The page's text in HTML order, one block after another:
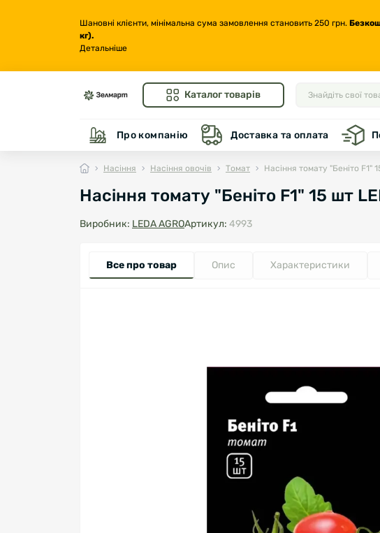
Шановні клієнти, мінімальна сума замовлення становить 250 грн.
кг).
Детальніше
Каталог товарів
Про компанію Доставка та оплата
Насіння Насіння овочів Томат Насіння томату "Беніто F1"
Насіння томату "Беніто F1" 15 шт
Виробник: LEDA AGROАртикул: 4993
Все про товар Опис Характеристики